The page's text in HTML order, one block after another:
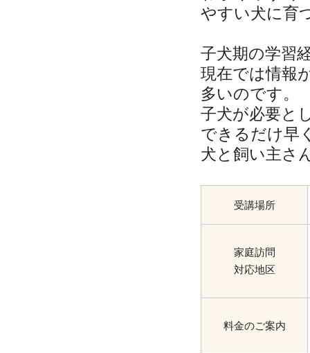
やすい犬に育
子犬期の学習
現在では情報
多いのです。
子犬が必要と
できるだけ早
犬と飼い主さ
受講場所
家庭訪問
対応地区
料金のご案内